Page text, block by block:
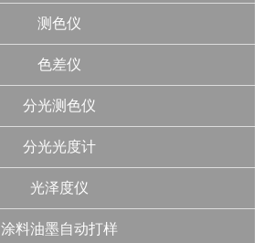
测色仪
色差仪
分光测色仪
分光光度计
光泽度仪
涂料油墨自动打样